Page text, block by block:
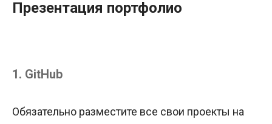
Презентация портфолио
1. GitHub
Обязательно разместите все свои проекты на